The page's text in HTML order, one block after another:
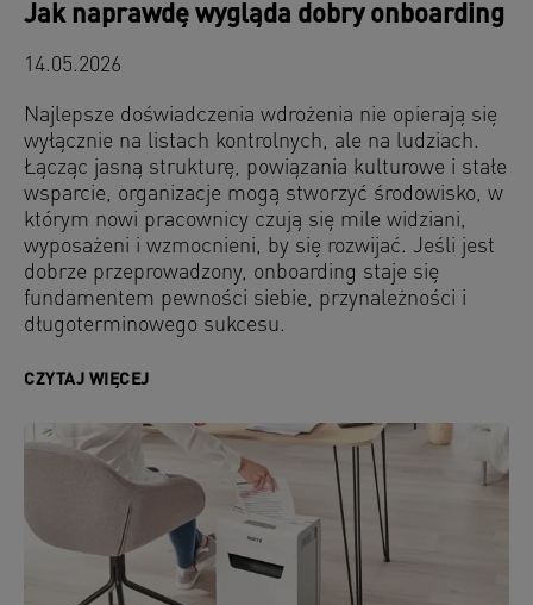
Jak naprawdę wygląda dobry onboarding
14.05.2026
Najlepsze doświadczenia wdrożenia nie opierają się
wyłącznie na listach kontrolnych, ale na ludziach.
Łącząc jasną strukturę, powiązania kulturowe i stałe
wsparcie, organizacje mogą stworzyć środowisko, w
którym nowi pracownicy czują się mile widziani,
wyposażeni i wzmocnieni, by się rozwijać. Jeśli jest
dobrze przeprowadzony, onboarding staje się
fundamentem pewności siebie, przynależności i
długoterminowego sukcesu.
CZYTAJ WIĘCEJ